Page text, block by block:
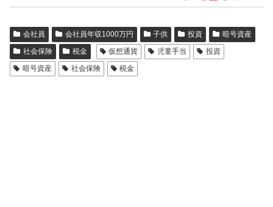
会社員 会社員年収1000万円 子供 投資
暗号資産
社会保険
税金 仮想通貨 児童手当
投資
暗号資産
社会保険 税金